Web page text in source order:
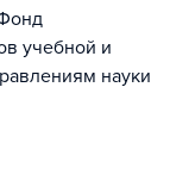
учебной и
науки